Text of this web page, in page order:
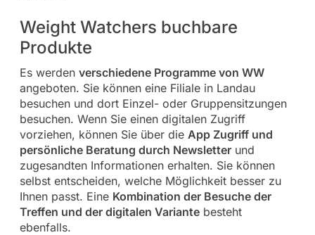
Weight Watchers buchbare
Produkte
Es werden verschiedene Programme von WW
angeboten. Sie können eine Filiale in Landau
besuchen und dort Einzel- oder Gruppensitzungen
besuchen. Wenn Sie einen digitalen Zugriff
vorziehen, können Sie über die App Zugriff und
persönliche Beratung durch Newsletterund
zugesandten Informationen erhalten. Sie können
selbst entscheiden, welche Möglichkeit besser zu
Ihnen passt. Eine Kombination der Besuche der
Treffen und der digitalen Variantebesteht
ebenfalls.